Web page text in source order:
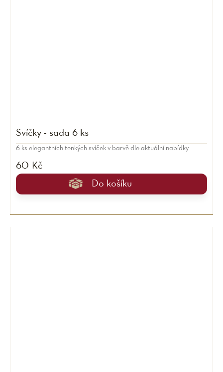
Svíčky - sada 6 ks
60 Kč
Do košíku
6 ks elegantních tenkých svíček v barvě dle aktuální nabídky